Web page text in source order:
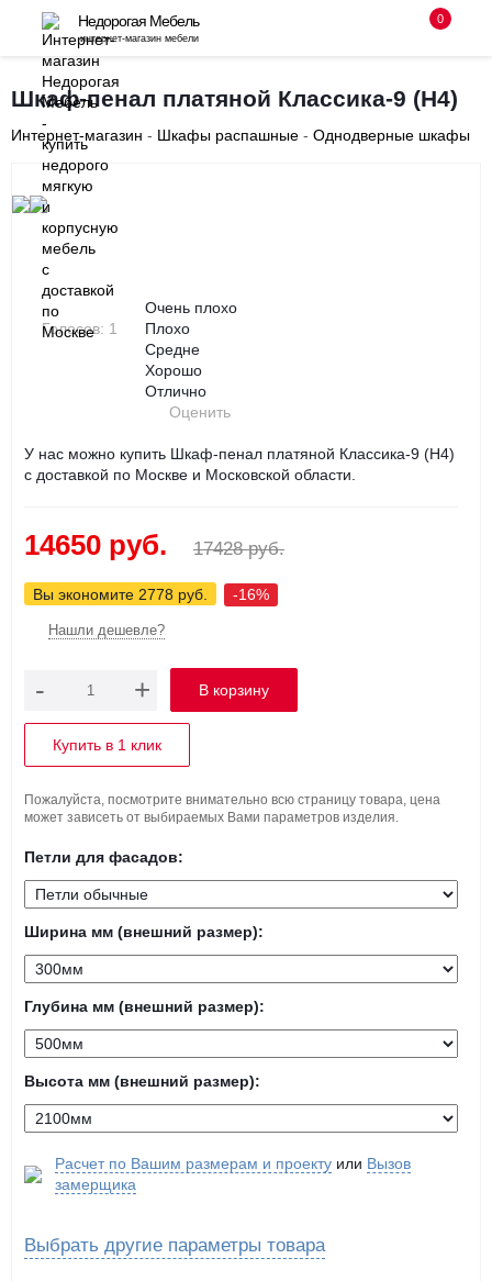
Недорогая Мебель
интернет-магазин мебели
8 (495) 255-08-94
с 10-00 до 18-00 без выходных
Заказать звонок
0
Шкаф-пенал платяной Классика-9 (Н4)
Интернет-магазин - Шкафы распашные - Однодверные шкафы
‹
Голосов: 1
Очень плохо
Плохо
Средне
Хорошо
Отлично
Оценить
У нас можно купить Шкаф-пенал платяной Классика-9 (Н4)
с доставкой по Москве и Московской области.
14650 руб. 17428 руб.
Вы экономите 2778 руб. -16%
Нашли дешевле?
- +
Купить в 1 клик
Пожалуйста, посмотрите внимательно всю страницу товара, цена
может зависеть от выбираемых Вами параметров изделия.
Петли для фасадов:
Ширина мм (внешний размер):
Глубина мм (внешний размер):
Высота мм (внешний размер):
Расчет по Вашим размерам и проекту или Вызов
замерщика
Выбрать другие параметры товара